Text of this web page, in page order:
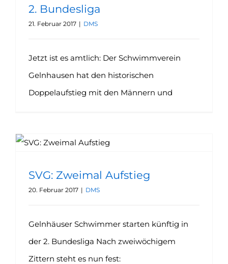
2. Bundesliga
21. Februar 2017 | DMS
Jetzt ist es amtlich: Der Schwimmverein
Gelnhausen hat den historischen
Doppelaufstieg mit den Männern und
SVG: Zweimal Aufstieg
20. Februar 2017 | DMS
Gelnhäuser Schwimmer starten künftig in
der 2. Bundesliga Nach zweiwöchigem
Zittern steht es nun fest: